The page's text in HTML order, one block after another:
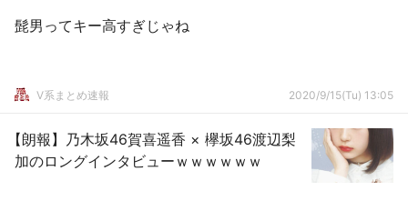
髭男ってキー高すぎじゃね
V系まとめ速報 2020/9/15(Tu) 13:05
【朗報】乃木坂46賀喜遥香 × 欅坂46渡辺梨
加のロングインタビューｗｗｗｗｗｗ